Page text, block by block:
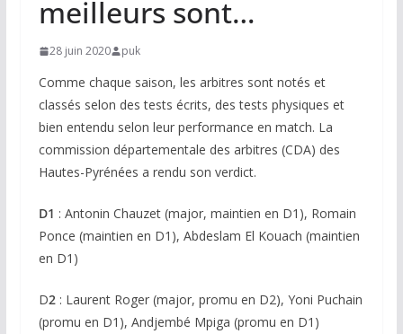
meilleurs sont…
28 juin 2020 puk
Comme chaque saison, les arbitres sont notés et
classés selon des tests écrits, des tests physiques et
bien entendu selon leur performance en match. La
commission départementale des arbitres (CDA) des
Hautes-Pyrénées a rendu son verdict.
D1 : Antonin Chauzet (major, maintien en D1), Romain
Ponce (maintien en D1), Abdeslam El Kouach (maintien
en D1)
D2: Laurent Roger (major, promu en D2), Yoni Puchain
(promu en D1), Andjembé Mpiga (promu en D1)